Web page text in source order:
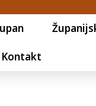
Kontakt